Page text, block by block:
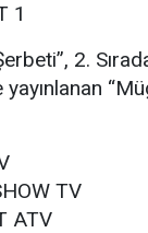
1
2.
TV
ATV